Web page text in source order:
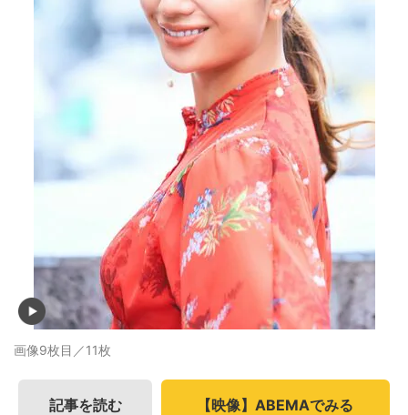
画像9枚目／11枚
記事を読む 【映像】ABEMAでみる